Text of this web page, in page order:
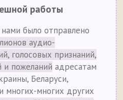
работы
было отправлено
аудио-
голосовых признаний,
пожеланий адресатам
Беларуси,
многих-многих других